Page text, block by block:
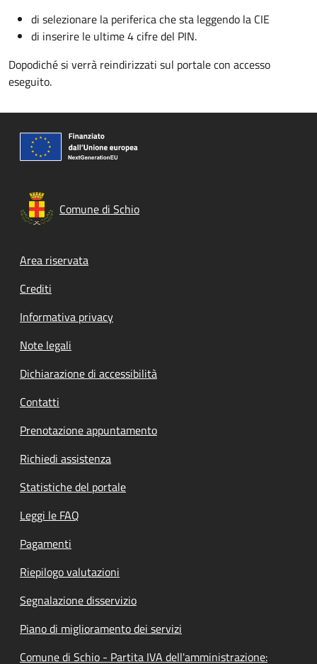
di selezionare la periferica che sta leggendo la CIE
di inserire le ultime 4 cifre del PIN.
Dopodiché si verrà reindirizzati sul portale con accesso
eseguito.
Comune di Schio
Footer menu
Area riservata
Crediti
Informativa privacy
Note legali
Dichiarazione di accessibilità
Contatti
Prenotazione appuntamento
Richiedi assistenza
Statistiche del portale
Leggi le FAQ
Pagamenti
Riepilogo valutazioni
Segnalazione disservizio
Piano di miglioramento dei servizi
Comune di Schio - Partita IVA dell'amministrazione: